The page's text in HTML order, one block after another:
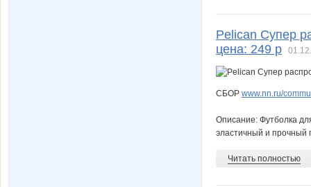
Pelican Супер
цена: 249 р
СБОР www.nn.ru/
Описание: Футболка
эластичный и прочный
Читать полностью